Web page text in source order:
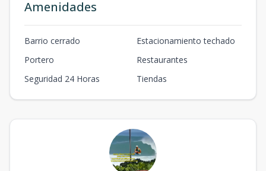
Amenidades
Barrio cerrado
Estacionamiento techado
Portero
Restaurantes
Seguridad 24 Horas
Tiendas